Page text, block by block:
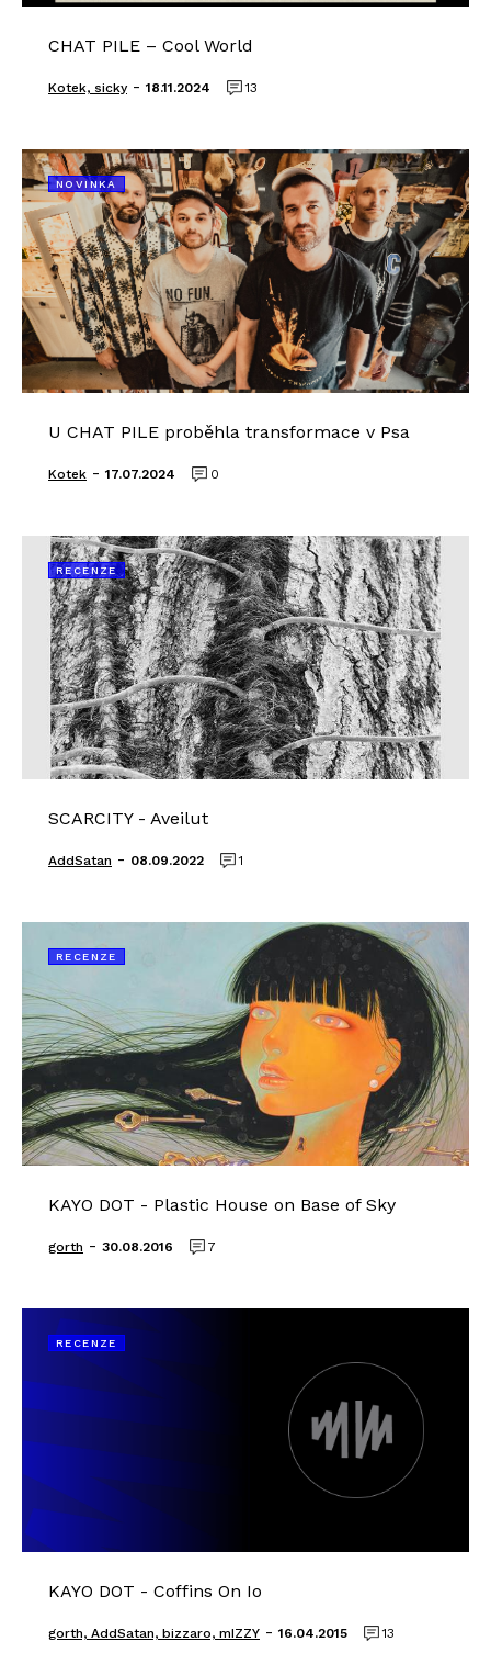
CHAT PILE – Cool World
Kotek, sicky - 18.11.2024 13
NOVINKA
U CHAT PILE proběhla transformace v Psa
Kotek - 17.07.2024 0
RECENZE
SCARCITY - Aveilut
AddSatan - 08.09.2022 1
RECENZE
KAYO DOT - Plastic House on Base of Sky
gorth - 30.08.2016 7
RECENZE
KAYO DOT - Coffins On Io
gorth, AddSatan, bizzaro, mIZZY - 16.04.2015 13